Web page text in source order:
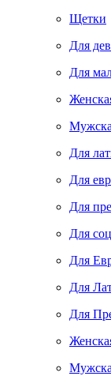
Щетки
Для
Для
Для
Для
Для
Для
Для
Для
Для